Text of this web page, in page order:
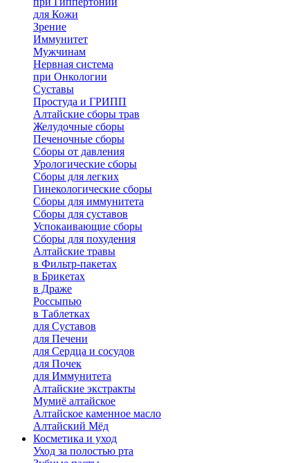
для Кожи
Зрение
Иммунитет
Мужчинам
Нервная система
при Онкологии
Суставы
Простуда и ГРИПП
Алтайские сборы трав
Желудочные сборы
Печеночные сборы
Сборы от давления
Урологические сборы
Сборы для легких
Гинекологические сборы
Сборы для иммунитета
Сборы для суставов
Успокаивающие сборы
Сборы для похудения
Алтайские травы
в Фильтр-пакетах
в Брикетах
в Драже
Россыпью
в Таблетках
для Cуставов
для Печени
для Сердца и сосудов
для Почек
для Иммунитета
Алтайские экстракты
Мумиё алтайское
Алтайское каменное масло
Алтайский Мёд
Косметика и уход
Уход за полостью рта